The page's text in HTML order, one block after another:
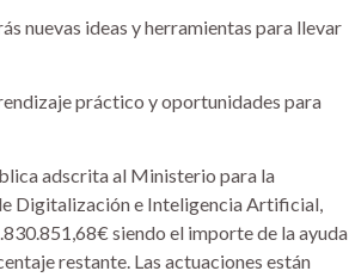
nuevas ideas y herramientas para llevar
práctico y oportunidades para
adscrita al Ministerio para la
Digitalización e Inteligencia Artificial,
siendo el importe de la ayuda
restante. Las actuaciones están